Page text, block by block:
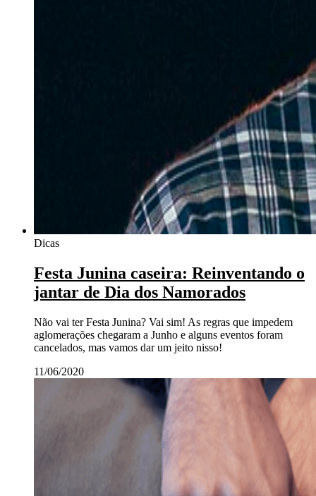
Dicas
Festa Junina caseira: Reinventando o
jantar de Dia dos Namorados
Não vai ter Festa Junina? Vai sim! As regras que impedem
aglomerações chegaram a Junho e alguns eventos foram
cancelados, mas vamos dar um jeito nisso!
11/06/2020